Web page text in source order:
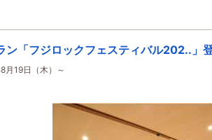
ン「フジロックフェスティバル202..」
月19日（木）～